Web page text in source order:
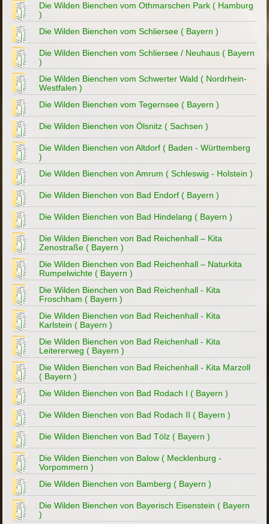
Die Wilden Bienchen vom Othmarschen Park ( Hamburg
)
Die Wilden Bienchen vom Schliersee ( Bayern )
Die Wilden Bienchen vom Schliersee / Neuhaus ( Bayern
)
Die Wilden Bienchen vom Schwerter Wald ( Nordrhein-
Westfalen )
Die Wilden Bienchen vom Tegernsee ( Bayern )
Die Wilden Bienchen von Ölsnitz ( Sachsen )
Die Wilden Bienchen von Altdorf ( Baden - Württemberg
)
Die Wilden Bienchen von Amrum ( Schleswig - Holstein )
Die Wilden Bienchen von Bad Endorf ( Bayern )
Die Wilden Bienchen von Bad Hindelang ( Bayern )
Die Wilden Bienchen von Bad Reichenhall – Kita
Zenostraße ( Bayern )
Die Wilden Bienchen von Bad Reichenhall – Naturkita
Rumpelwichte ( Bayern )
Die Wilden Bienchen von Bad Reichenhall - Kita
Froschham ( Bayern )
Die Wilden Bienchen von Bad Reichenhall - Kita
Karlstein ( Bayern )
Die Wilden Bienchen von Bad Reichenhall - Kita
Leitererweg ( Bayern )
Die Wilden Bienchen von Bad Reichenhall - Kita Marzoll
( Bayern )
Die Wilden Bienchen von Bad Rodach I ( Bayern )
Die Wilden Bienchen von Bad Rodach II ( Bayern )
Die Wilden Bienchen von Bad Tölz ( Bayern )
Die Wilden Bienchen von Balow ( Mecklenburg -
Vorpommern )
Die Wilden Bienchen von Bamberg ( Bayern )
Die Wilden Bienchen von Bayerisch Eisenstein ( Bayern
)